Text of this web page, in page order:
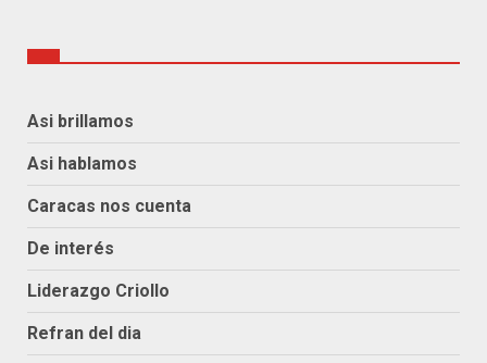
Asi brillamos
Asi hablamos
Caracas nos cuenta
De interés
Liderazgo Criollo
Refran del dia